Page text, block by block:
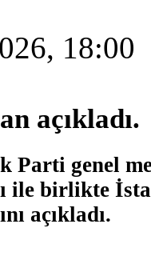
18:00
açıkladı.
Parti genel
ile birlikte
açıkladı.